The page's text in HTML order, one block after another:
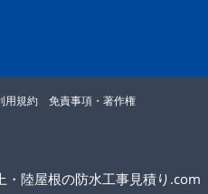
用規約
免責事項・著作権
陸屋根の防水工事見積り.com